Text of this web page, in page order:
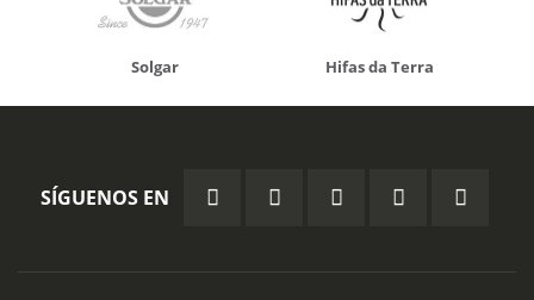
Solgar Hifas da Terra
SÍGUENOS EN